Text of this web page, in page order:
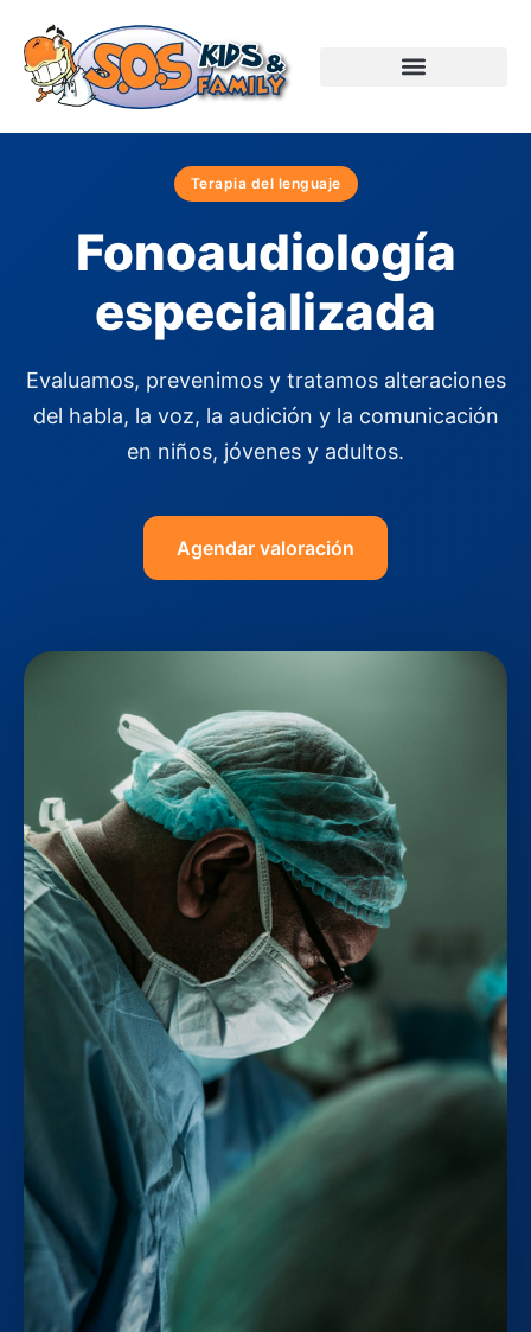
Terapia del lenguaje
Fonoaudiología
especializada
Evaluamos, prevenimos y tratamos alteraciones
del habla, la voz, la audición y la comunicación
en niños, jóvenes y adultos.
Agendar valoración